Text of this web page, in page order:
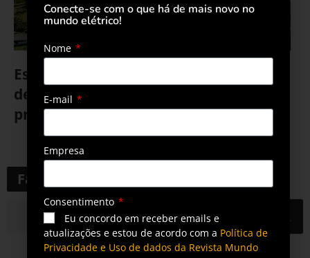
Estado do Amazonas alcança 100 MW
de potência instalada em geração
própria de energia
Faça uma pesquisa
Conecte-se com o que há de mais novo no
mundo elétrico!
Nome
E-mail
Empresa
Consentimento
Eu concordo em receber emails e
atualizações e estou de acordo com a Política de
Privacidade e Uso de dados da Revista Mundo